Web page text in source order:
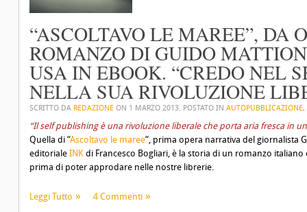
“ASCOLTAVO LE MAREE”, DA
ROMANZO DI GUIDO
USA IN EBOOK. “CREDO NEL
NELLA SUA RIVOLUZIONE
SCRITTO DA REDAZIONE ON 1 MARZO 2013. POSTATO IN AUTOPUBBLICAZIONE,
“Il self publishing è una rivoluzione liberale che porta aria fresca in
Quella di “Ascoltavo le maree“, prima opera narrativa del giornalista
editoriale INK di Francesco Bogliari, è la storia di un romanzo
prima di poter approdare nelle nostre librerie.
Leggi Tutto 4 Commenti